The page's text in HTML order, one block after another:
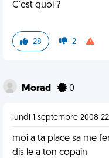
C'est quoi ?
28 2
Morad 0
lundi 1 septembre 2008
moi a ta place sa me
dis le a ton copain